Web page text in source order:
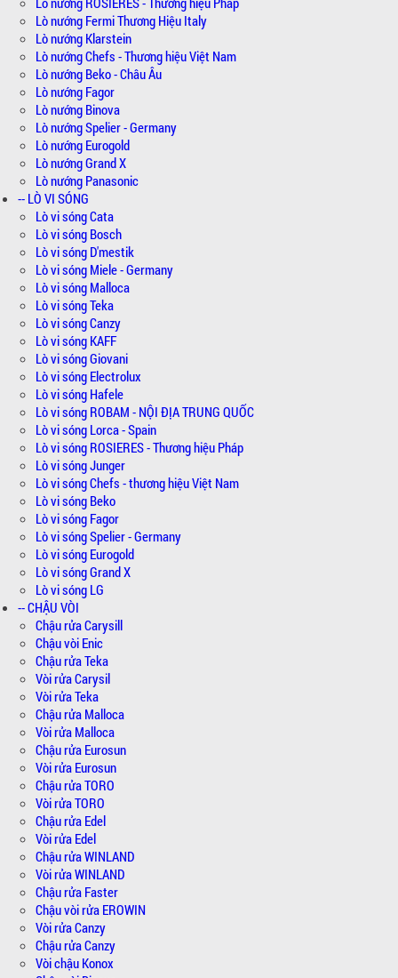
Lò nướng Fermi Thương Hiệu Italy
Lò nướng Klarstein
Lò nướng Chefs - Thương hiệu Việt Nam
Lò nướng Beko - Châu Âu
Lò nướng Fagor
Lò nướng Binova
Lò nướng Spelier - Germany
Lò nướng Eurogold
Lò nướng Grand X
Lò nướng Panasonic
-- LÒ VI SÓNG
Lò vi sóng Cata
Lò vi sóng Bosch
Lò vi sóng D'mestik
Lò vi sóng Miele - Germany
Lò vi sóng Malloca
Lò vi sóng Teka
Lò vi sóng Canzy
Lò vi sóng KAFF
Lò vi sóng Giovani
Lò vi sóng Electrolux
Lò vi sóng Hafele
Lò vi sóng ROBAM - NỘI ĐỊA TRUNG QUỐC
Lò vi sóng Lorca - Spain
Lò vi sóng ROSIERES - Thương hiệu Pháp
Lò vi sóng Junger
Lò vi sóng Chefs - thương hiệu Việt Nam
Lò vi sóng Beko
Lò vi sóng Fagor
Lò vi sóng Spelier - Germany
Lò vi sóng Eurogold
Lò vi sóng Grand X
Lò vi sóng LG
-- CHẬU VÒI
Chậu rửa Carysill
Chậu vòi Enic
Chậu rửa Teka
Vòi rửa Carysil
Vòi rửa Teka
Chậu rửa Malloca
Vòi rửa Malloca
Chậu rửa Eurosun
Vòi rửa Eurosun
Chậu rửa TORO
Vòi rửa TORO
Chậu rửa Edel
Vòi rửa Edel
Chậu rửa WINLAND
Vòi rửa WINLAND
Chậu rửa Faster
Chậu vòi rửa EROWIN
Vòi rửa Canzy
Chậu rửa Canzy
Vòi chậu Konox